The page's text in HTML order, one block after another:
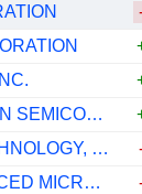
TSMC (TAIWAN SEMICONDUCTOR MANUFACTURING COMPANY)
MICRON TECHNOLOGY, INC.
AMD (ADVANCED MICRO DEVICES)